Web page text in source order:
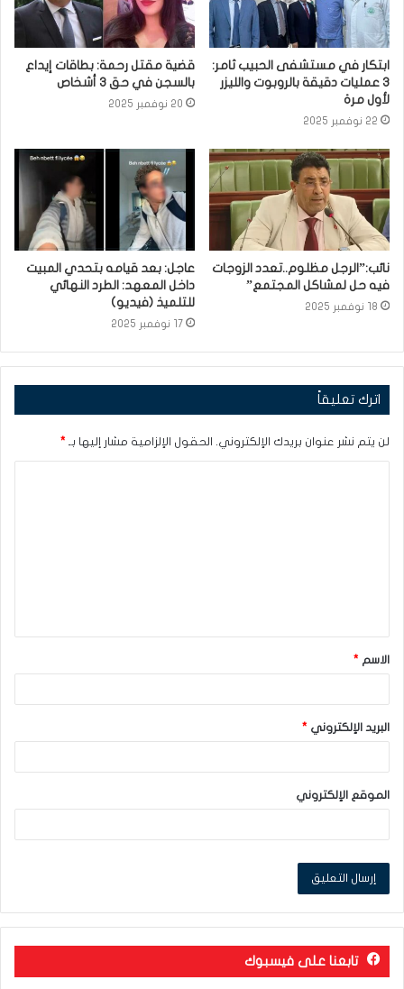
ابتكار في مستشفى الحبيب ثامر:
3 عمليات دقيقة بالروبوت والليزر
لأول مرة
22 نوفمبر 2025
قضية مقتل رحمة: بطاقات إيداع
بالسجن في حق 3 أشخاص
20 نوفمبر 2025
نائب:”الرجل مظلوم..تعدد الزوجات
فيه حل لمشاكل المجتمع”
18 نوفمبر 2025
عاجل: بعد قيامه بتحدي المبيت
داخل المعهد: الطرد النهائي
للتلميذ (فيديو)
17 نوفمبر 2025
اترك تعليقاً
لن يتم نشر عنوان بريدك الإلكتروني. الحقول الإلزامية مشار إليها بـ *
ق
*الاسم *
البريد الإلكتروني *
الموقع الإلكتروني
تابعنا على فيسبوك